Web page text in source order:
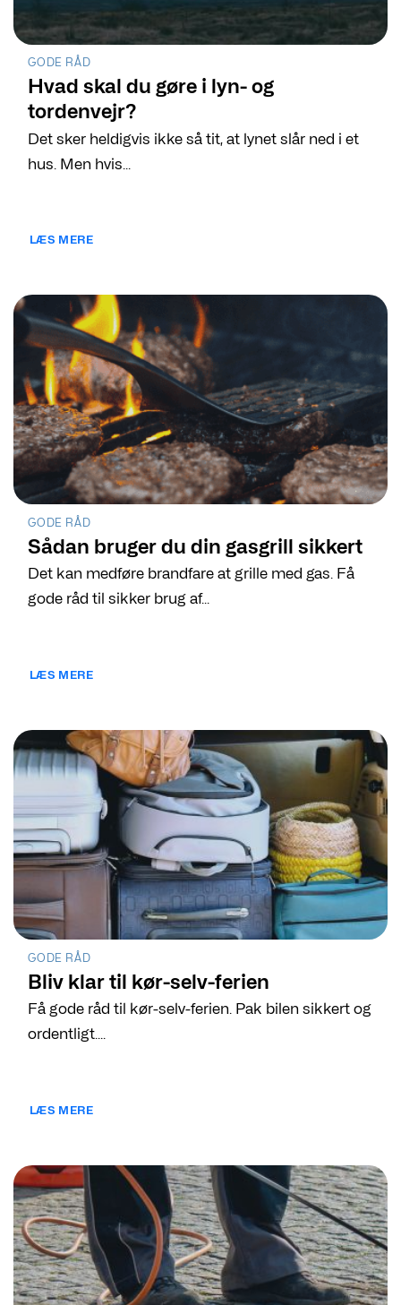
GODE RÅD
Hvad skal du gøre i lyn- og
tordenvejr?
Det sker heldigvis ikke så tit, at lynet slår ned i et
hus. Men hvis...
LÆS MERE
GODE RÅD
Sådan bruger du din gasgrill sikkert
Det kan medføre brandfare at grille med gas. Få
gode råd til sikker brug af...
LÆS MERE
GODE RÅD
Bliv klar til kør-selv-ferien
Få gode råd til kør-selv-ferien. Pak bilen sikkert og
ordentligt....
LÆS MERE